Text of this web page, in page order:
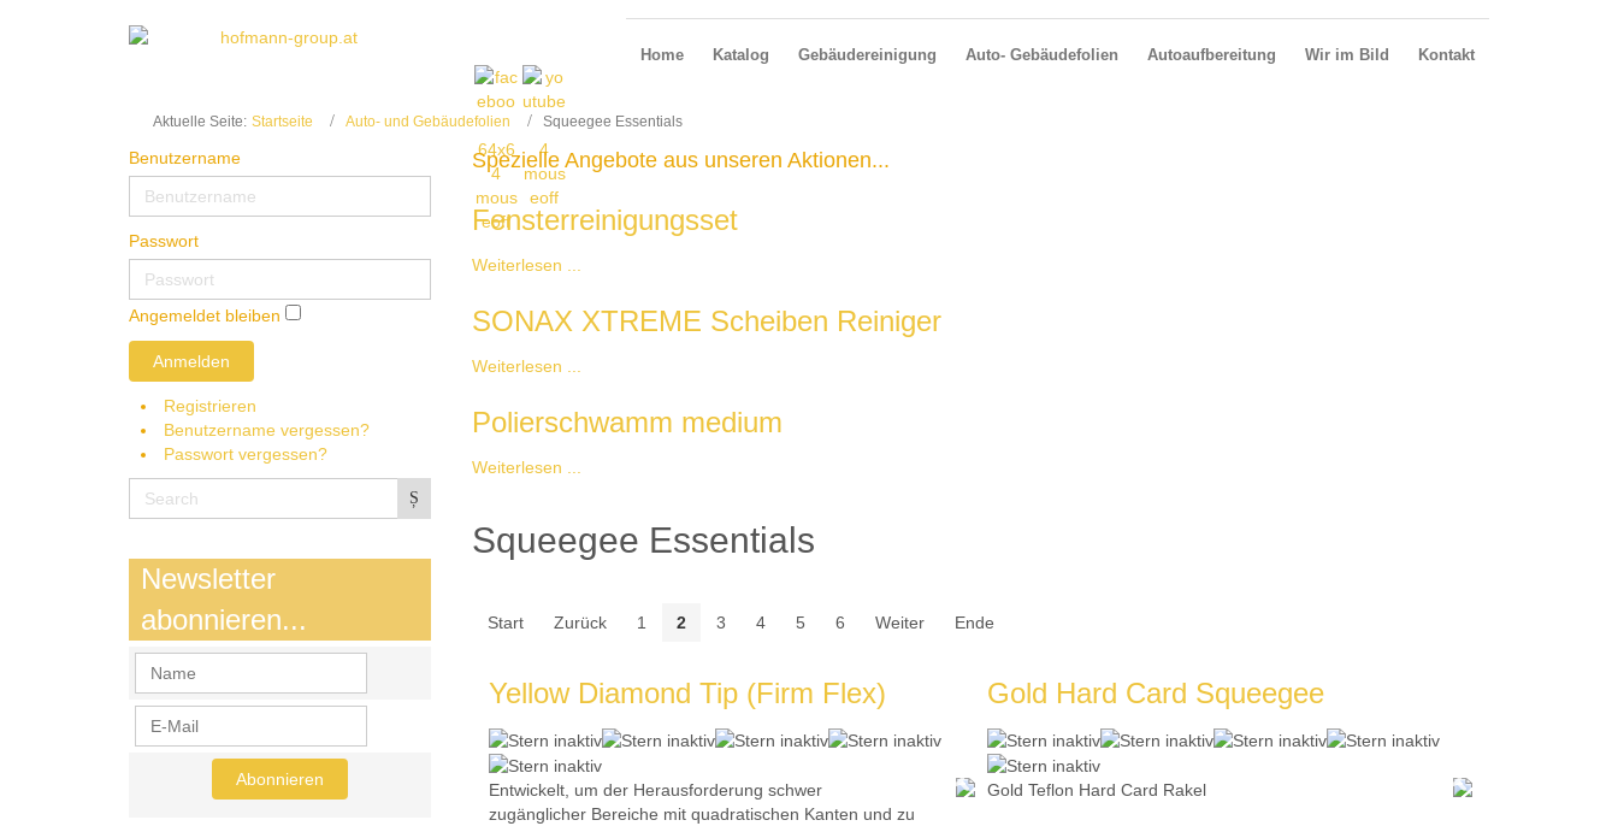
Home Katalog Gebäudereinigung Auto- Gebäudefolien Autoaufbereitung Wir im Bild Kontakt
Aktuelle Seite: Startseite Auto- und Gebäudefolien Squeegee Essentials
Benutzername
Passwort
Angemeldet bleiben
Anmelden
Registrieren
Benutzername vergessen?
Passwort vergessen?
Newsletter
abonnieren...
Spezielle Angebote aus unseren Aktionen...
Fensterreinigungsset
Weiterlesen ...
SONAX XTREME Scheiben Reiniger
Weiterlesen ...
Polierschwamm medium
Weiterlesen ...
Squeegee Essentials
Start Zurück 1 2 3 4 5 6 Weiter Ende
Yellow Diamond Tip (Firm Flex)
Entwickelt, um der Herausforderung schwer
zugänglicher Bereiche mit quadratischen Kanten und zu
Gold Hard Card Squeegee
Gold Teflon Hard Card Rakel